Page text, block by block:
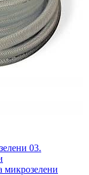
03.
микрозелени